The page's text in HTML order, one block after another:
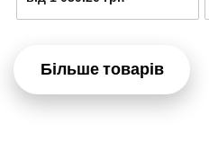
Більше товарів